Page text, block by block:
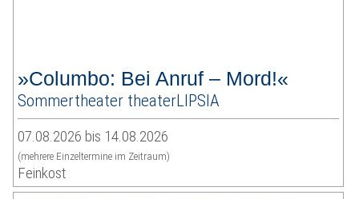
»Columbo: Bei Anruf – Mord!«
Sommertheater theaterLIPSIA
07.08.2026 bis 14.08.2026
(mehrere Einzeltermine im Zeitraum)
Feinkost